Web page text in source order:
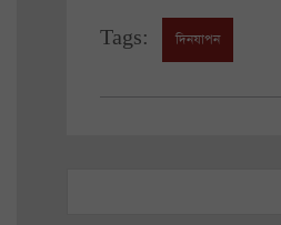
Tags: দিনযাপন